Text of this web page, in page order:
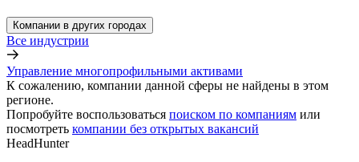
Компании в других городах
Все индустрии
Управление многопрофильными активами
К сожалению, компании данной сферы не найдены в этом
регионе.
Попробуйте воспользоваться поиском по компаниям или
посмотреть компании без открытых вакансий
HeadHunter